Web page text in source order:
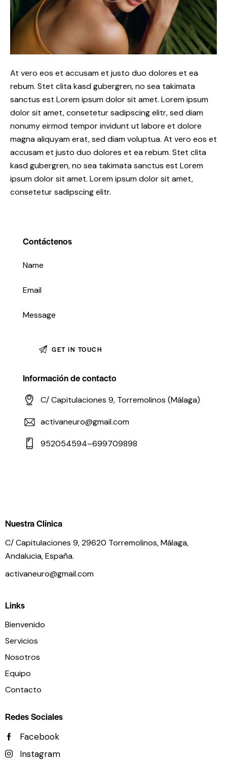
At vero eos et accusam et justo duo dolores et ea
rebum. Stet clita kasd gubergren, no sea takimata
sanctus est Lorem ipsum dolor sit amet. Lorem ipsum
dolor sit amet, consetetur sadipscing elitr, sed diam
nonumy eirmod tempor invidunt ut labore et dolore
magna aliquyam erat, sed diam voluptua. At vero eos et
accusam et justo duo dolores et ea rebum. Stet clita
kasd gubergren, no sea takimata sanctus est Lorem
ipsum dolor sit amet. Lorem ipsum dolor sit amet,
consetetur sadipscing elitr.
Contáctenos
Información de contacto
C/ Capitulaciones 9, Torremolinos (Málaga)
activaneuro@gmail.com
952054594–699709898
Nuestra Clínica
C/ Capitulaciones 9, 29620 Torremolinos,Málaga,
Andalucia,España.
activaneuro@gmail.com
Links
Bienvenido
Servicios
Nosotros
Equipo
Contacto
Redes Sociales
Facebook
Instagram